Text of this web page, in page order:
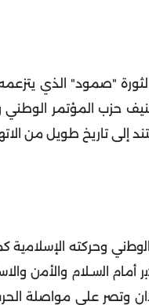
"صمود" الذي
حزب المؤتمر الوطني
إلى تاريخ طويل من
وحركته الإﺳﻼﻣﯾﺔ
أﻣﺎم اﻟﺳـﻼم واﻷﻣن
وتصر على مواصلة